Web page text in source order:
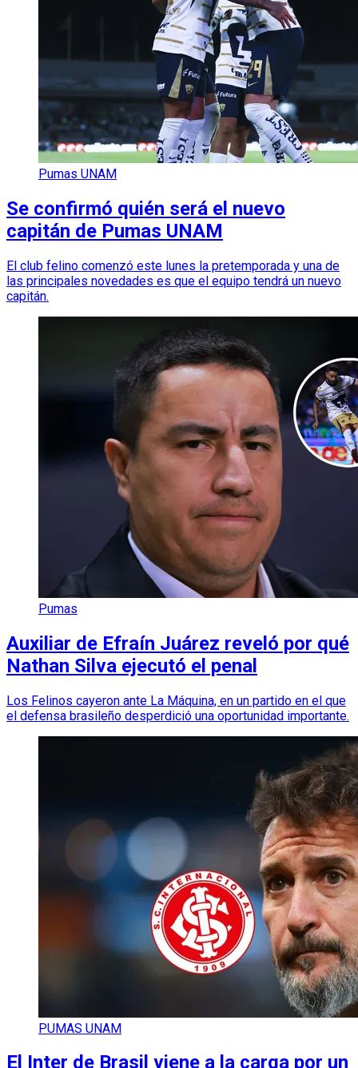
Pumas UNAM
Se confirmó quién será el nuevo
capitán de Pumas UNAM
El club felino comenzó este lunes la pretemporada y una de
las principales novedades es que el equipo tendrá un nuevo
capitán.
Pumas
Auxiliar de Efraín Juárez reveló por qué
Nathan Silva ejecutó el penal
Los Felinos cayeron ante La Máquina, en un partido en el que
el defensa brasileño desperdició una oportunidad importante.
PUMAS UNAM
El Inter de Brasil viene a la carga por un